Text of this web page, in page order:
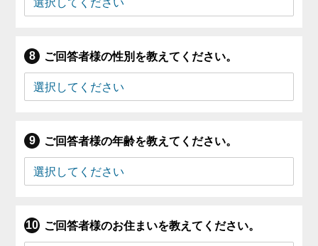
ご回答者様の性別を教えてください。
ご回答者様の年齢を教えてください。
ご回答者様のお住まいを教えてください。